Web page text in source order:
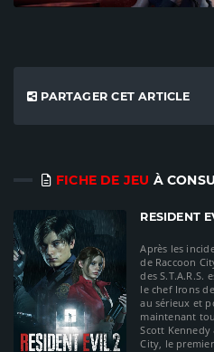
PARTAGER CET ARTICLE
FICHE DE JEU À
RESIDENT
Après les
de Raccoon
des
le chef Irons
au sérieux et
maintenant
Scott Kennedy
City, le